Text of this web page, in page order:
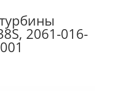
2061-016-